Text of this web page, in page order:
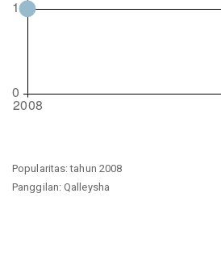
Popularitas: tahun 2008
Panggilan: Qalleysha